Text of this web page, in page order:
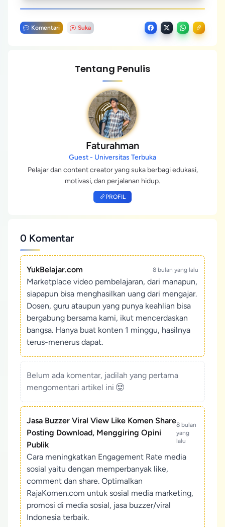
Komentari Suka
Tentang Penulis
Faturahman
Guest - Universitas Terbuka
Pelajar dan content creator yang suka berbagi edukasi,
motivasi, dan perjalanan hidup.
PROFIL
0 Komentar
YukBelajar.com 8 bulan yang lalu
Marketplace video pembelajaran, dari manapun,
siapapun bisa menghasilkan uang dari mengajar.
Dosen, guru ataupun yang punya keahlian bisa
bergabung bersama kami, ikut mencerdaskan
bangsa. Hanya buat konten 1 minggu, hasilnya
terus-menerus dapat.
Belum ada komentar, jadilah yang pertama
mengomentari artikel ini
Jasa Buzzer Viral View Like Komen Share
Posting Download, Menggiring Opini
Publik
8 bulan
yang
lalu
Cara meningkatkan Engagement Rate media
sosial yaitu dengan memperbanyak like,
comment dan share. Optimalkan
RajaKomen.com untuk sosial media marketing,
promosi di media sosial, jasa buzzer/viral
Indonesia terbaik.